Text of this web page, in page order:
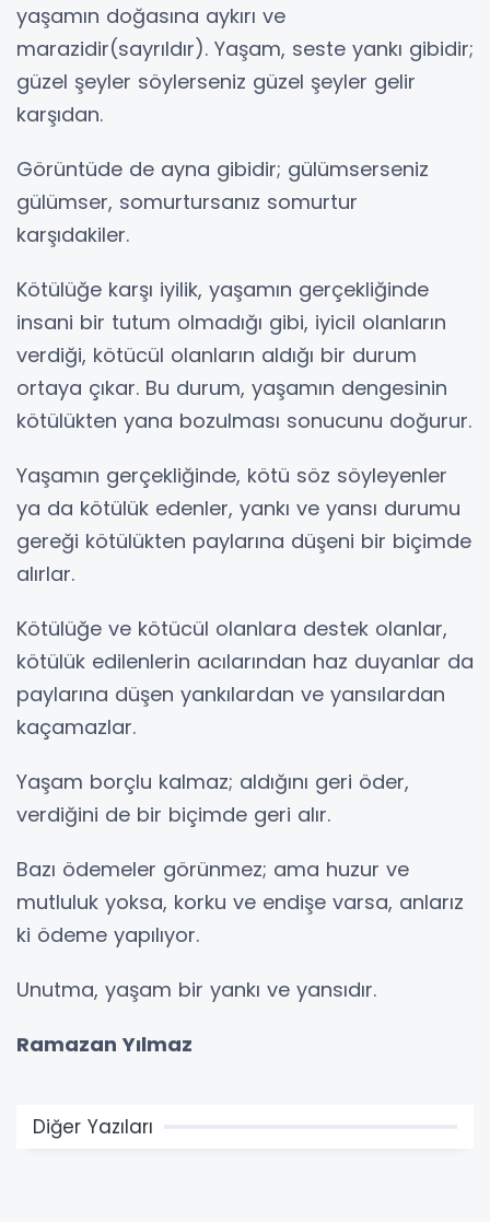
yaşamın doğasına aykırı ve
marazidir(sayrıldır). Yaşam, seste yankı gibidir;
güzel şeyler söylerseniz güzel şeyler gelir
karşıdan.
Görüntüde de ayna gibidir; gülümserseniz
gülümser, somurtursanız somurtur
karşıdakiler.
Kötülüğe karşı iyilik, yaşamın gerçekliğinde
insani bir tutum olmadığı gibi, iyicil olanların
verdiği, kötücül olanların aldığı bir durum
ortaya çıkar. Bu durum, yaşamın dengesinin
kötülükten yana bozulması sonucunu doğurur.
Yaşamın gerçekliğinde, kötü söz söyleyenler
ya da kötülük edenler, yankı ve yansı durumu
gereği kötülükten paylarına düşeni bir biçimde
alırlar.
Kötülüğe ve kötücül olanlara destek olanlar,
kötülük edilenlerin acılarından haz duyanlar da
paylarına düşen yankılardan ve yansılardan
kaçamazlar.
Yaşam borçlu kalmaz; aldığını geri öder,
verdiğini de bir biçimde geri alır.
Bazı ödemeler görünmez; ama huzur ve
mutluluk yoksa, korku ve endişe varsa, anlarız
ki ödeme yapılıyor.
Unutma, yaşam bir yankı ve yansıdır.
Ramazan Yılmaz
Diğer Yazıları